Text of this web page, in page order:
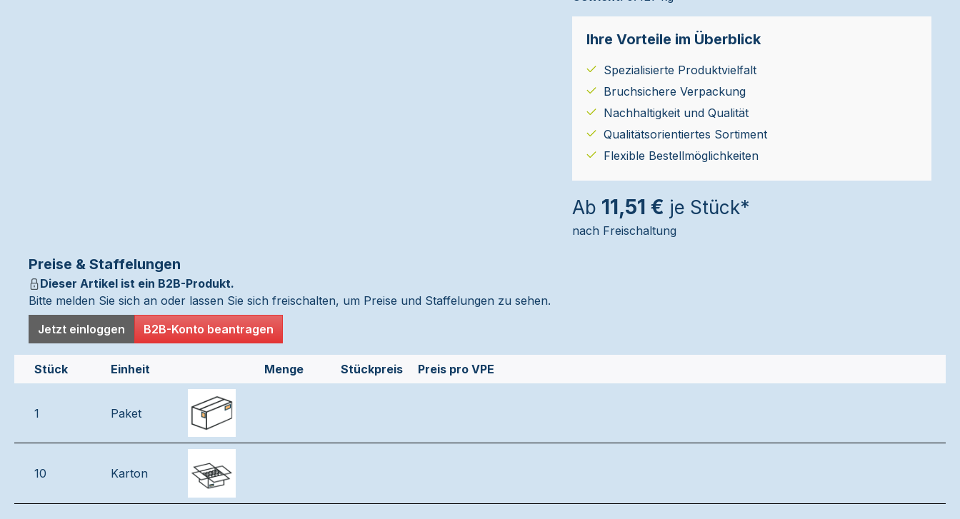
Ihre Vorteile im Überblick
Spezialisierte Produktvielfalt
Bruchsichere Verpackung
Nachhaltigkeit und Qualität
Qualitätsorientiertes Sortiment
Flexible Bestellmöglichkeiten
Ab 11,51 € je Stück*
nach Freischaltung
Preise & Staffelungen
Dieser Artikel ist ein B2B-Produkt.
Bitte melden Sie sich an oder lassen Sie sich freischalten, um Preise und Staffelungen zu sehen.
Jetzt einloggen
B2B-Konto beantragen
Stück Einheit Menge Stückpreis Preis pro VPE
1 Paket
10 Karton